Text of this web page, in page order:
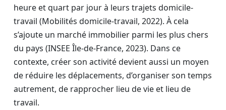
heure et quart par jour à leurs trajets domicile-
travail (Mobilités domicile-travail, 2022). À cela
s’ajoute un marché immobilier parmi les plus chers
du pays (INSEE Île-de-France, 2023). Dans ce
contexte, créer son activité devient aussi un moyen
de réduire les déplacements, d’organiser son temps
autrement, de rapprocher lieu de vie et lieu de
travail.